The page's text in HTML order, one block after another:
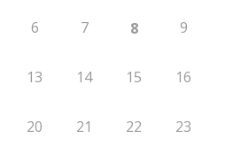
6 7 8 9
13 14 15 16
20 21 22 23